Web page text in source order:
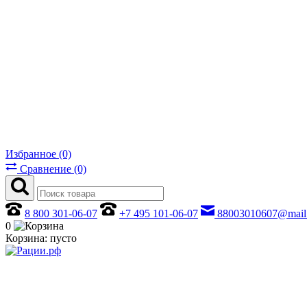
Избранное (0)
Сравнение (0)
8 800 301-06-07 +7 495 101-06-07
0
Корзина: пусто